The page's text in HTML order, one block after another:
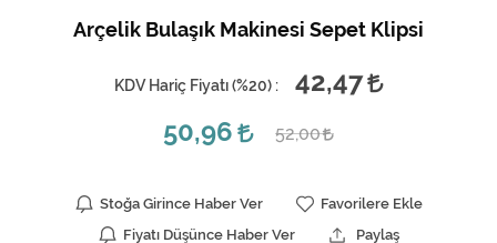
Şofben ve Termosifon
Arçelik Bulaşık Makinesi Sepet Klipsi
KDV Hariç Fiyatı (%20) :
42,47
50,96
52,00
Stoğa Girince Haber Ver
Favorilere Ekle
Fiyatı Düşünce Haber Ver
Paylaş